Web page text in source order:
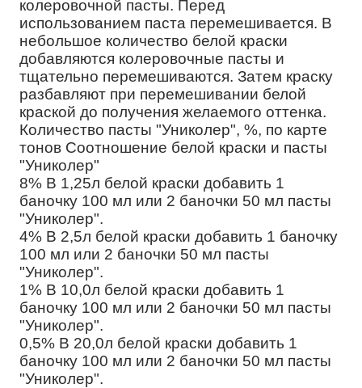
колеровочной пасты. Перед
использованием паста перемешивается. В
небольшое количество белой краски
добавляются колеровочные пасты и
тщательно перемешиваются. Затем краску
разбавляют при перемешивании белой
краской до получения желаемого оттенка.
Количество пасты "Униколер", %, по карте
тонов Соотношение белой краски и пасты
"Униколер"
8% В 1,25л белой краски добавить 1
баночку 100 мл или 2 баночки 50 мл пасты
"Униколер".
4% В 2,5л белой краски добавить 1 баночку
100 мл или 2 баночки 50 мл пасты
"Униколер".
1% В 10,0л белой краски добавить 1
баночку 100 мл или 2 баночки 50 мл пасты
"Униколер".
0,5% В 20,0л белой краски добавить 1
баночку 100 мл или 2 баночки 50 мл пасты
"Униколер".